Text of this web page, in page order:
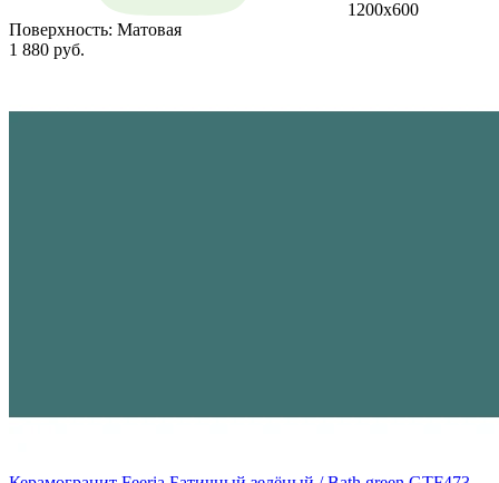
1200х600
Поверхность: Матовая
1 880 руб.